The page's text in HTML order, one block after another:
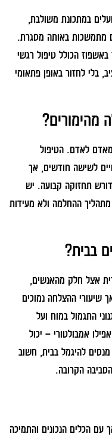
במתכונת משולבת,
מתמשכות באותה מסגרת.
הכולל טיפול רגשי
בלי לחזור באופן פתאומי
מהימורים?
לאדם. הטיפול
לשישה חודשים, אך
תחזוקה קבועה. יש
ההחלמה ולא מעידות
בבית?
אצל חלק מהאנשים,
שיעורי ההצלחה נמוכים
התגמול במוח ועל
אמבולטורי – יכול
להיגמל בבית, חשוב
הקרובה.
עם הכלים הנכונים והתמיכה